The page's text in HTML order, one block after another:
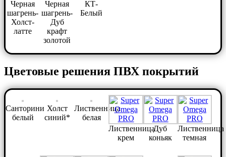
Черная
шагрень-
Холст-
латте
Черная
шагрень-
Дуб
крафт
золотой
КТ-
Белый
Цветовые решения ПВХ покрытий
Санторини
белый
Холст
синий*
Лиственница
белая
Лиственница
крем
Дуб
коньяк
Лиственница
темная